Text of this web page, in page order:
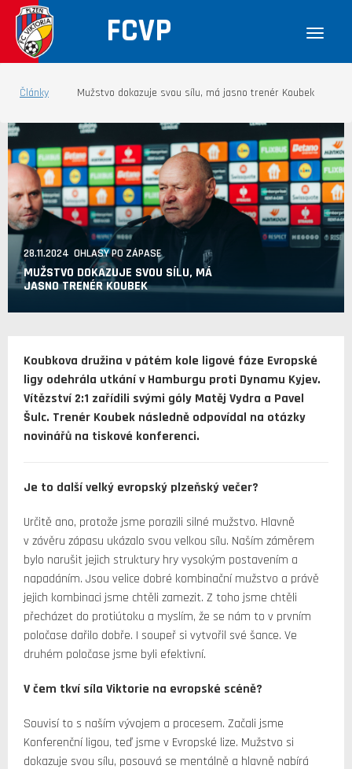
FCVP
Články Mužstvo dokazuje svou sílu, má jasno trenér Koubek
28.11.2024 OHLASY PO ZÁPASE
MUŽSTVO DOKAZUJE SVOU SÍLU, MÁ
JASNO TRENÉR KOUBEK
Koubkova družina v pátém kole ligové fáze Evropské
ligy odehrála utkání v Hamburgu proti Dynamu Kyjev.
Vítězství 2:1 zařídili svými góly Matěj Vydra a Pavel
Šulc. Trenér Koubek následně odpovídal na otázky
novinářů na tiskové konferenci.
Je to další velký evropský plzeňský večer?
Určitě ano, protože jsme porazili silné mužstvo. Hlavně
v závěru zápasu ukázalo svou velkou sílu. Naším záměrem
bylo narušit jejich struktury hry vysokým postavením a
napadáním. Jsou velice dobré kombinační mužstvo a právě
jejich kombinaci jsme chtěli zamezit. Z toho jsme chtěli
přecházet do protiútoku a myslím, že se nám to v prvním
poločase dařilo dobře. I soupeř si vytvořil své šance. Ve
druhém poločase jsme byli efektivní.
V čem tkví síla Viktorie na evropské scéně?
Souvisí to s naším vývojem a procesem. Začali jsme
Konferenční ligou, teď jsme v Evropské lize. Mužstvo si
dokazuje svou sílu, posouvá se mentálně a hlavně nabírá